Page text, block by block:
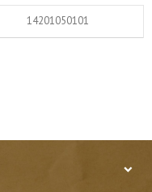
14201050101
